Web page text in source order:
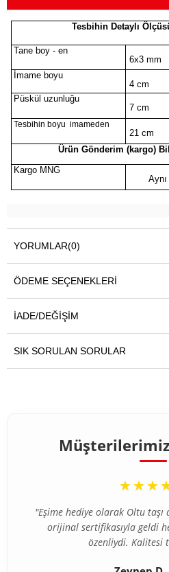
Tesbihin Detaylı
Tane boy - en
6x3 mm
İmame boyu
4 cm
Püskül uzunluğu
7 cm
Tesbihin boyu imameden
21 cm
Ürün Gönderim (kargo)
Kargo MNG
YORUMLAR(0)
ÖDEME SEÇENEKLERI
İADE/DEĞIŞIM
SIK SORULAN SORULAR
“
"Eşime hediye olarak Oltu taşı
orijinal sertifikasıyla geldi
özenliydi. Kalitesi